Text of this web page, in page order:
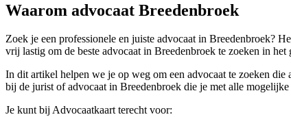
Waarom advocaat Breedenbroek
Zoek je een professionele en juiste advocaat in Breedenbroek?
vrij lastig om de beste advocaat in Breedenbroek te zoeken in het
In dit artikel helpen we je op weg om een advocaat te zoeken
bij de jurist of advocaat in Breedenbroek die je met alle
Je kunt bij Advocaatkaart terecht voor: